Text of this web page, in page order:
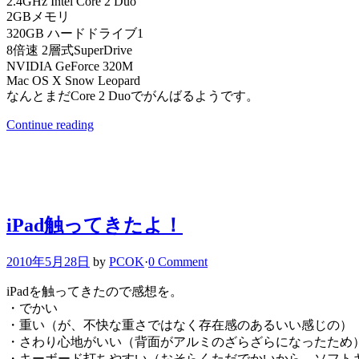
2GBメモリ
320GB ハードドライブ1
8倍速 2層式SuperDrive
NVIDIA GeForce 320M
Mac OS X Snow Leopard
なんとまだCore 2 Duoでがんばるようです。
Continue reading
iPad触ってきたよ！
2010年5月28日 by PCOK·0 Comment
iPadを触ってきたので感想を。
・でかい
・重い（が、不快な重さではなく存在感のあるいい感じの）
・さわり心地がいい（背面がアルミのざらざらになったため）